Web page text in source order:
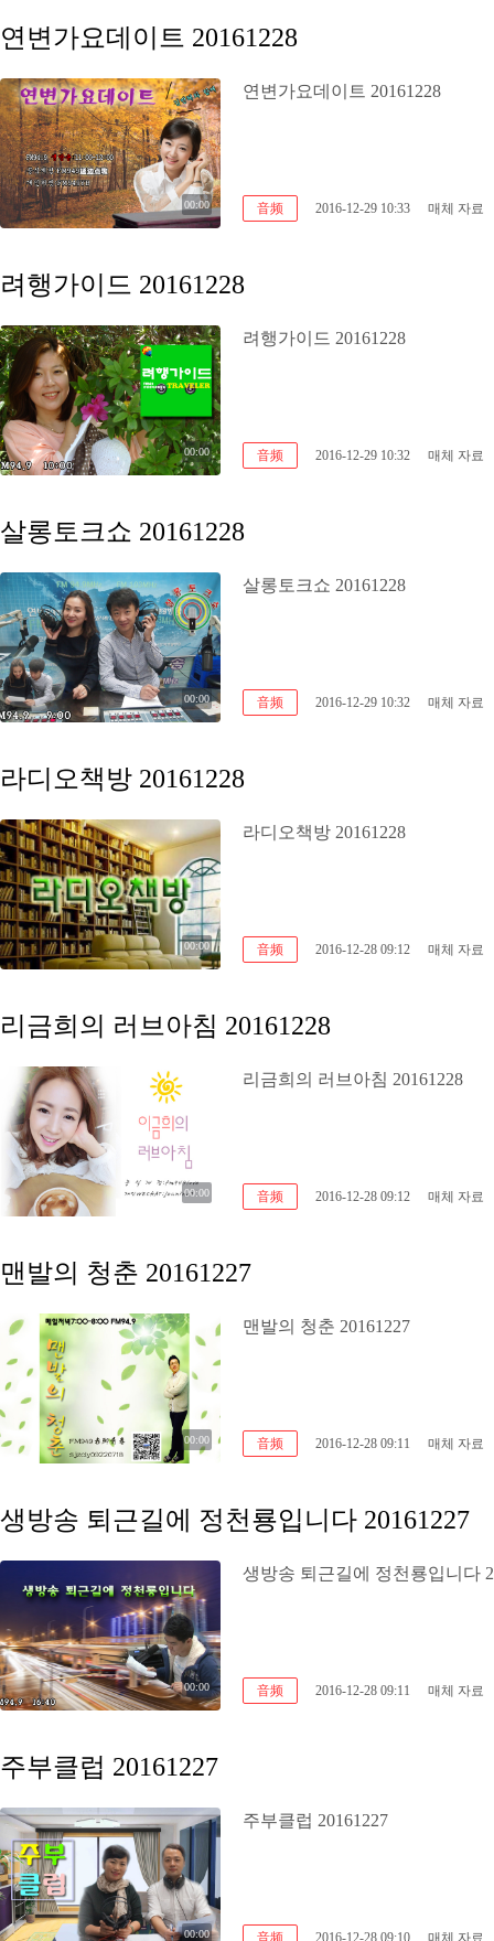
연변가요데이트 20161228
00:00
연변가요데이트 20161228
音频 2016-12-29 10:33 매체 자료
려행가이드 20161228
00:00
려행가이드 20161228
音频 2016-12-29 10:32 매체 자료
살롱토크쇼 20161228
00:00
살롱토크쇼 20161228
音频 2016-12-29 10:32 매체 자료
라디오책방 20161228
00:00
라디오책방 20161228
音频 2016-12-28 09:12 매체 자료
리금희의 러브아침 20161228
00:00
리금희의 러브아침 20161228
音频 2016-12-28 09:12 매체 자료
맨발의 청춘 20161227
00:00
맨발의 청춘 20161227
音频 2016-12-28 09:11 매체 자료
생방송 퇴근길에 정천룡입니다 20161227
00:00
생방송 퇴근길에 정천룡입니다
音频 2016-12-28 09:11 매체 자료
주부클럽 20161227
00:00
주부클럽 20161227
音频 2016-12-28 09:10 매체 자료